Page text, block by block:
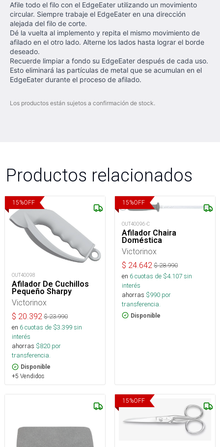
Afile todo el filo con el EdgeEater utilizando un movimiento
circular. Siempre trabaje el EdgeEater en una dirección
alejada del filo de corte.
Dé la vuelta al implemento y repita el mismo movimiento de
afilado en el otro lado. Alterne los lados hasta lograr el borde
deseado.
Recuerde limpiar a fondo su EdgeEater después de cada uso.
Esto eliminará las partículas de metal que se acumulan en el
EdgeEater durante el proceso de afilado.
Los productos están sujetos a confirmación de stock.
Productos relacionados
15%OFF
OUT40098
Afilador De Cuchillos
Pequeño Sharpy
Victorinox
$ 20.392 $23.990
en 6cuotas de $3.399sin
interés
ahorras $820 por
transferencia.
Disponible
+5 Vendidos
15%OFF
OUT40096-C
Afilador Chaira
Doméstica
Victorinox
$ 24.642 $28.990
en 6cuotas de $4.107sin
interés
ahorras $990 por
transferencia.
Disponible
15%OFF